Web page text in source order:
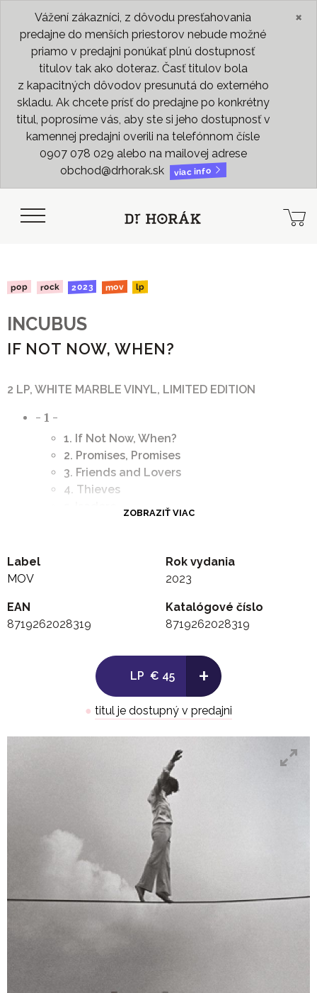
Vážení zákazníci, z dôvodu presťahovania
predajne do menších priestorov nebude možné
priamo v predajni ponúkať plnú dostupnosť
titulov tak ako doteraz. Časť titulov bola
z kapacitných dôvodov presunutá do externého
skladu. Ak chcete prísť do predajne po konkrétny
titul, poprosíme vás, aby ste si jeho dostupnosť v
kamennej predajni overili na telefónnom čísle
0907 078 029 alebo na mailovej adrese
obchod@drhorak.sk
viac info
×
pop rock 2023 mov lp
INCUBUS
IF NOT NOW, WHEN?
2 LP, WHITE MARBLE VINYL, LIMITED EDITION
- 1 -
1. If Not Now, When?
2. Promises, Promises
3. Friends and Lovers
4. Thieves
2. In the Company of Wolves
5. Tomorrow's Food
ZOBRAZIŤ VIAC
Label
MOV
Rok vydania
2023
EAN
8719262028319
Katalógové číslo
8719262028319
LP € 45 +
● titul je dostupný v predajni